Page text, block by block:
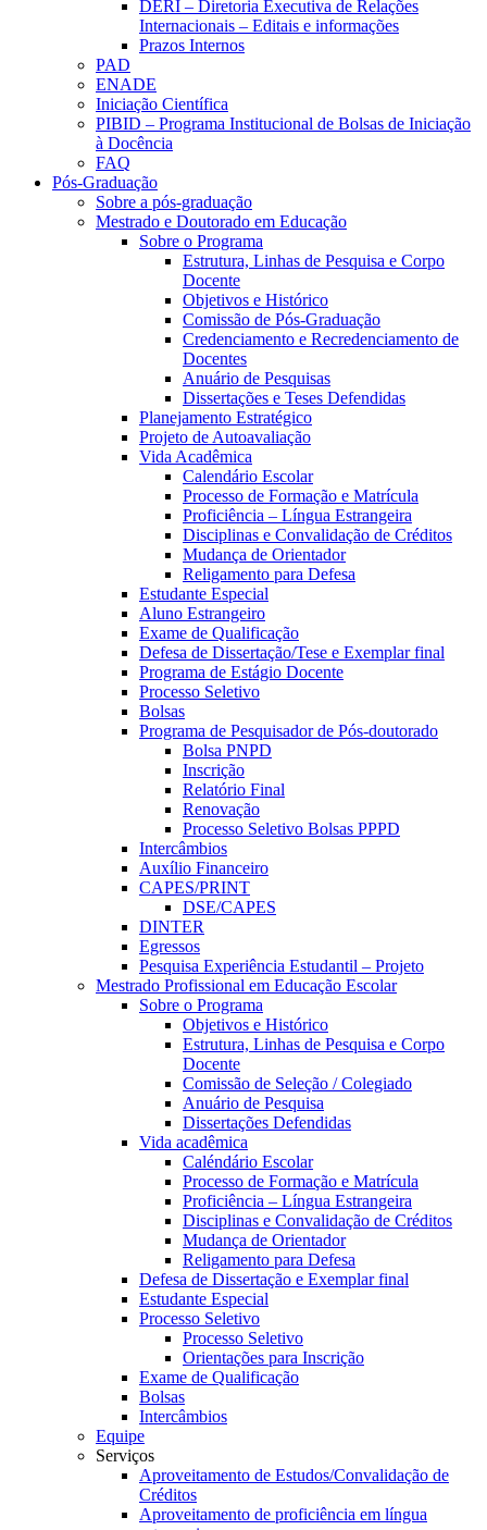
DERI – Diretoria Executiva de Relações
Internacionais – Editais e informações
Prazos Internos
PAD
ENADE
Iniciação Científica
PIBID – Programa Institucional de Bolsas de Iniciação
à Docência
FAQ
Pós-Graduação
Sobre a pós-graduação
Mestrado e Doutorado em Educação
Sobre o Programa
Estrutura, Linhas de Pesquisa e Corpo
Docente
Objetivos e Histórico
Comissão de Pós-Graduação
Credenciamento e Recredenciamento de
Docentes
Anuário de Pesquisas
Dissertações e Teses Defendidas
Planejamento Estratégico
Projeto de Autoavaliação
Vida Acadêmica
Calendário Escolar
Processo de Formação e Matrícula
Proficiência – Língua Estrangeira
Disciplinas e Convalidação de Créditos
Mudança de Orientador
Religamento para Defesa
Estudante Especial
Aluno Estrangeiro
Exame de Qualificação
Defesa de Dissertação/Tese e Exemplar final
Programa de Estágio Docente
Processo Seletivo
Bolsas
Programa de Pesquisador de Pós-doutorado
Bolsa PNPD
Inscrição
Relatório Final
Renovação
Processo Seletivo Bolsas PPPD
Intercâmbios
Auxílio Financeiro
CAPES/PRINT
DSE/CAPES
DINTER
Egressos
Pesquisa Experiência Estudantil – Projeto
Mestrado Profissional em Educação Escolar
Sobre o Programa
Objetivos e Histórico
Estrutura, Linhas de Pesquisa e Corpo
Docente
Comissão de Seleção / Colegiado
Anuário de Pesquisa
Dissertações Defendidas
Vida acadêmica
Caléndário Escolar
Processo de Formação e Matrícula
Proficiência – Língua Estrangeira
Disciplinas e Convalidação de Créditos
Mudança de Orientador
Religamento para Defesa
Defesa de Dissertação e Exemplar final
Estudante Especial
Processo Seletivo
Processo Seletivo
Orientações para Inscrição
Exame de Qualificação
Bolsas
Intercâmbios
Equipe
Serviços
Aproveitamento de Estudos/Convalidação de
Créditos
Aproveitamento de proficiência em língua